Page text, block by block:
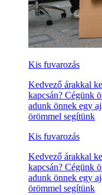
Kis fuvarozás
Kedvező árakkal
kapcsán? Cégünk
adunk önnek egy
örömmel segítünk
Kis fuvarozás
Kedvező árakkal
kapcsán? Cégünk
adunk önnek egy
örömmel segítünk